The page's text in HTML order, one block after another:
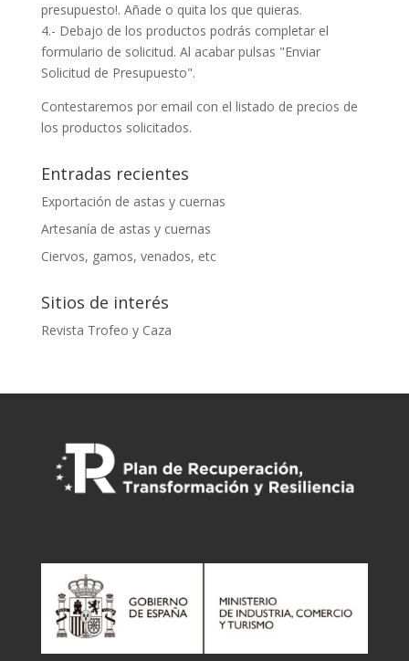
presupuesto!. Añade o quita los que quieras.
4.- Debajo de los productos podrás completar el
formulario de solicitud. Al acabar pulsas "Enviar
Solicitud de Presupuesto".
Contestaremos por email con el listado de precios de
los productos solicitados.
Entradas recientes
Exportación de astas y cuernas
Artesanía de astas y cuernas
Ciervos, gamos, venados, etc
Sitios de interés
Revista Trofeo y Caza